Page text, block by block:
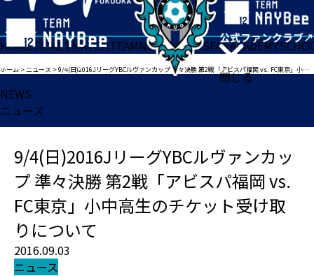
閉じる
HOMETICKETMATCHTEAMNEWSGOODSFANACADEMY
ホーム >ニュース >9/4(日)2016JリーグYBCルヴァンカップ 準々決勝 第2戦「アビスパ福岡 vs. FC東京」小中高生のチケット受け取りについて
NEWS
ニュース
9/4(日)2016JリーグYBCルヴァンカッ
プ 準々決勝 第2戦「アビスパ福岡 vs.
FC東京」小中高生のチケット受け取
りについて
2016.09.03
ニュース